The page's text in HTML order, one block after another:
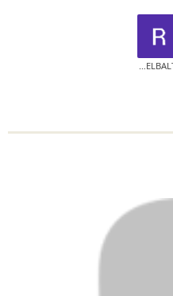
RAWDHAH ELBALTA